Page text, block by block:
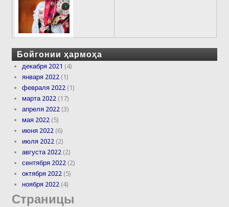
Бойгонии ҳармоҳа
декабря 2021 (4)
января 2022 (1)
февраля 2022 (1)
марта 2022 (17)
апреля 2022 (3)
мая 2022 (5)
июня 2022 (6)
июля 2022 (2)
августа 2022 (2)
сентября 2022 (2)
октября 2022 (5)
ноября 2022 (4)
Страницы